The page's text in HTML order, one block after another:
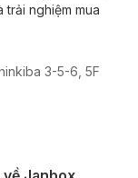
nghiệm mua
3-5-6, 5F